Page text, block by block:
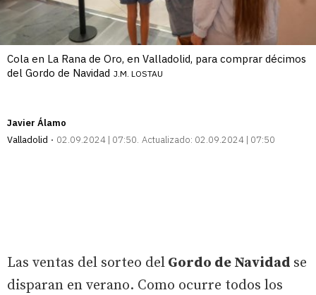
Cola en La Rana de Oro, en Valladolid, para comprar décimos
del Gordo de Navidad J.M. LOSTAU
Javier Álamo
Valladolid
02.09.2024 | 07:50 Actualizado: 02.09.2024 | 07:50
Las ventas del sorteo del Gordo de Navidad se
disparan en verano. Como ocurre todos los